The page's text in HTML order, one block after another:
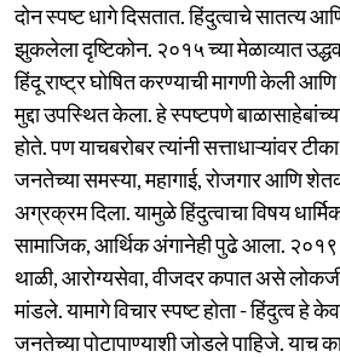
दोन स्पष्ट धागे दिसतात. हिंदुत्वाचे सातत्य
झुकलेला दृष्टिकोन. २०१५ च्या मेळाव्यात
हिंदू राष्ट्र घोषित करण्याची मागणी केली आणि
मुद्दा उपस्थित केला. हे स्पष्टपणे
होते. पण याचबरोबर त्यांनी सत्ताधाऱ्यांवर
जनतेच्या समस्या, महागाई, रोजगार आणि
अग्रक्रम दिला. यामुळे हिंदुत्वाचा विषय
सामाजिक, आर्थिक अंगानेही पुढे आला. २०१९
थाळी, आरोग्यसेवा, वीजदर कपात असे
मांडले. यामागे विचार स्पष्ट होता - हिंदुत्व हे
जनतेच्या पोटापाण्याशी जोडले पाहिजे. याच